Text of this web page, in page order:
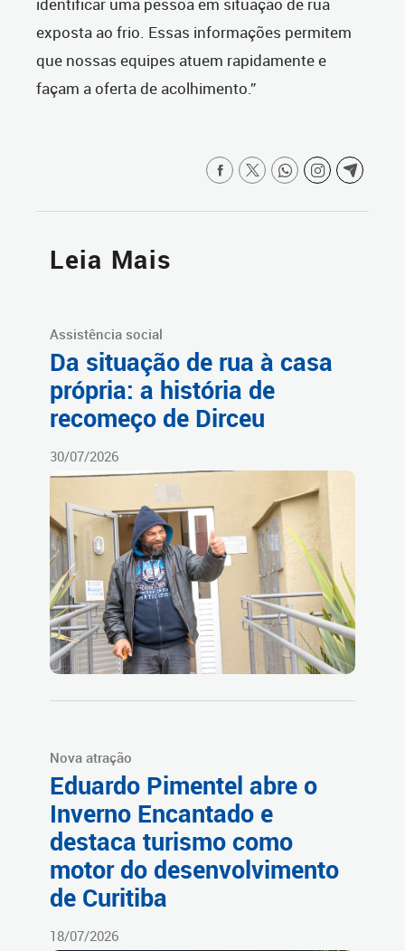
identificar uma pessoa em situação de rua
exposta ao frio. Essas informações permitem
que nossas equipes atuem rapidamente e
façam a oferta de acolhimento.”
Leia Mais
Assistência social
Da situação de rua à casa
própria: a história de
recomeço de Dirceu
30/07/2026
Nova atração
Eduardo Pimentel abre o
Inverno Encantado e
destaca turismo como
motor do desenvolvimento
de Curitiba
18/07/2026